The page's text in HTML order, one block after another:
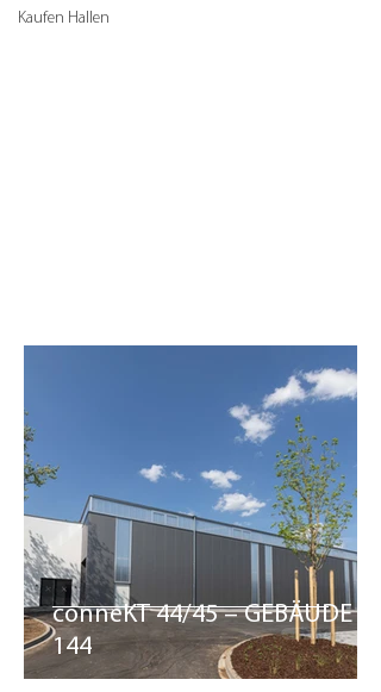
Kaufen Hallen
conneKT 44/45 – GEBÄUDE
144